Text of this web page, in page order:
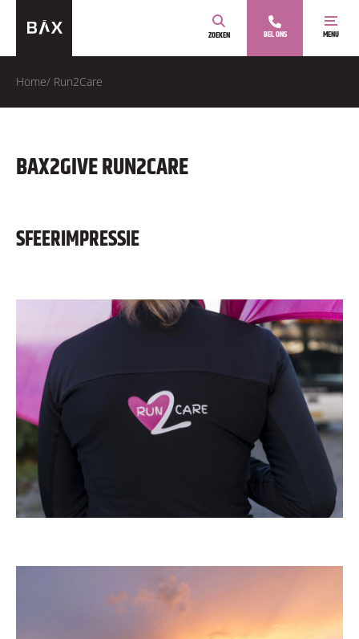
ZOEKEN BEL ONS MENU
Home/ Run2Care
BAX2GIVE RUN2CARE
SFEERIMPRESSIE